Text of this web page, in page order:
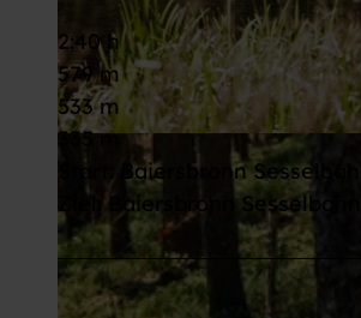
© Max Günter, Baiersbronn Touristik/Max Günter |
2:40 h
579 m
533 m
335 m
Start: Baiersbronn Sesselbahn
Ziel: Baiersbronn Sesselbahn